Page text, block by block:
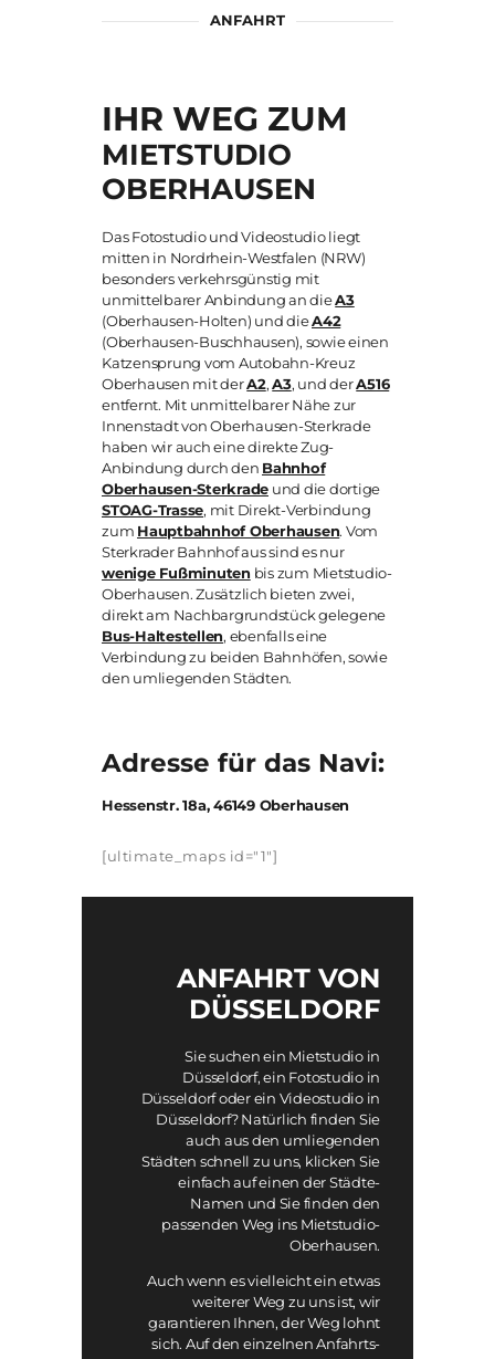
ANFAHRT
IHR WEG ZUM
MIETSTUDIO
OBERHAUSEN
Das Fotostudio und Videostudio liegt
mitten in Nordrhein-Westfalen (NRW)
besonders verkehrsgünstig mit
unmittelbarer Anbindung an dieA3
(Oberhausen-Holten) und dieA42
(Oberhausen-Buschhausen), sowie einen
Katzensprung vom Autobahn-Kreuz
Oberhausen mit derA2,A3, und derA516
entfernt. Mit unmittelbarer Nähe zur
Innenstadt von Oberhausen-Sterkrade
haben wir auch eine direkte Zug-
Anbindung durch den Bahnhof
Oberhausen-Sterkrade und die dortige
STOAG-Trasse, mit Direkt-Verbindung
zum Hauptbahnhof Oberhausen. Vom
Sterkrader Bahnhof aus sind es nur
wenige Fußminuten bis zum Mietstudio-
Oberhausen. Zusätzlich bieten zwei,
direkt am Nachbargrundstück gelegene
Bus-Haltestellen, ebenfalls eine
Verbindung zu beiden Bahnhöfen, sowie
den umliegenden Städten.
Adresse für das Navi:
Hessenstr. 18a, 46149 Oberhausen
[ultimate_maps id="1"]
ANFAHRT VON
DÜSSELDORF
Sie suchen ein Mietstudio in
Düsseldorf, ein Fotostudio in
Düsseldorf oder ein Videostudio in
Düsseldorf? Natürlich finden Sie
auch aus den umliegenden
Städten schnell zu uns, klicken Sie
einfach auf einen der Städte-
Namen und Sie finden den
passenden Weg ins Mietstudio-
Oberhausen.
Auch wenn es vielleicht ein etwas
weiterer Weg zu uns ist, wir
garantieren Ihnen, der Weg lohnt
sich. Auf den einzelnen Anfahrts-